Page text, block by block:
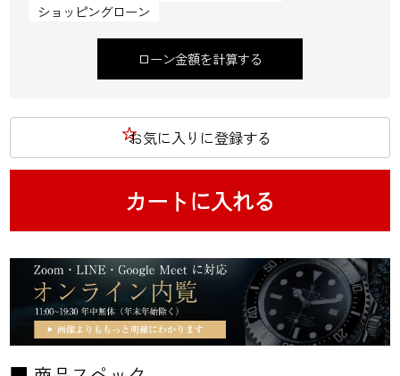
ショッピングローン
ローン金額を計算する
お気に入りに登録する
カートに入れる